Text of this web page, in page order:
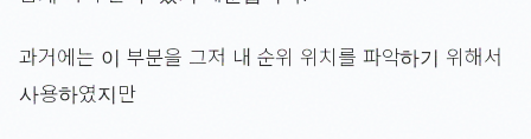
과거에는 이 부분을 그저 내 순위 위치를 파악하기 위해서
사용하였지만